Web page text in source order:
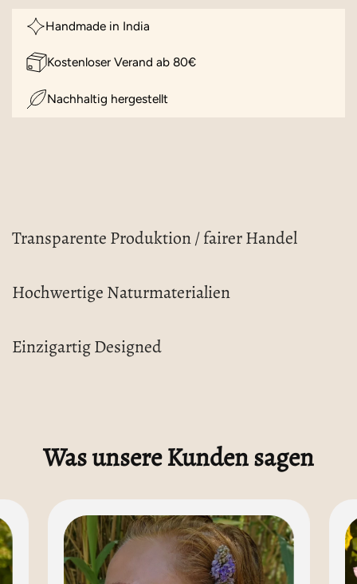
Handmade in India
Kostenloser Verand ab 80€
Nachhaltig hergestellt
Transparente Produktion / fairer Handel
Hochwertige Naturmaterialien
Einzigartig Designed
Was unsere Kunden sagen